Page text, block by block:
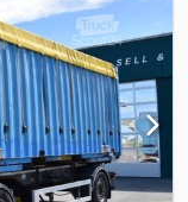
– WAB,
SAF tengelyek,
csatlakozó, „A”
Standard
adatok tájékoztató
vállalunk. A
Az eladó